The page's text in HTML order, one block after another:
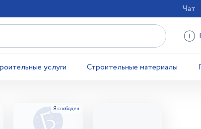
Чат
услуги Строительные материалы